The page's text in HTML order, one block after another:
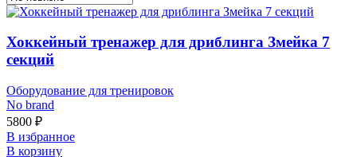
Хоккейный тренажер для дриблинга Змейка 7
секций
Оборудование для тренировок
No brand
5800 ₽
В избранное
В корзину